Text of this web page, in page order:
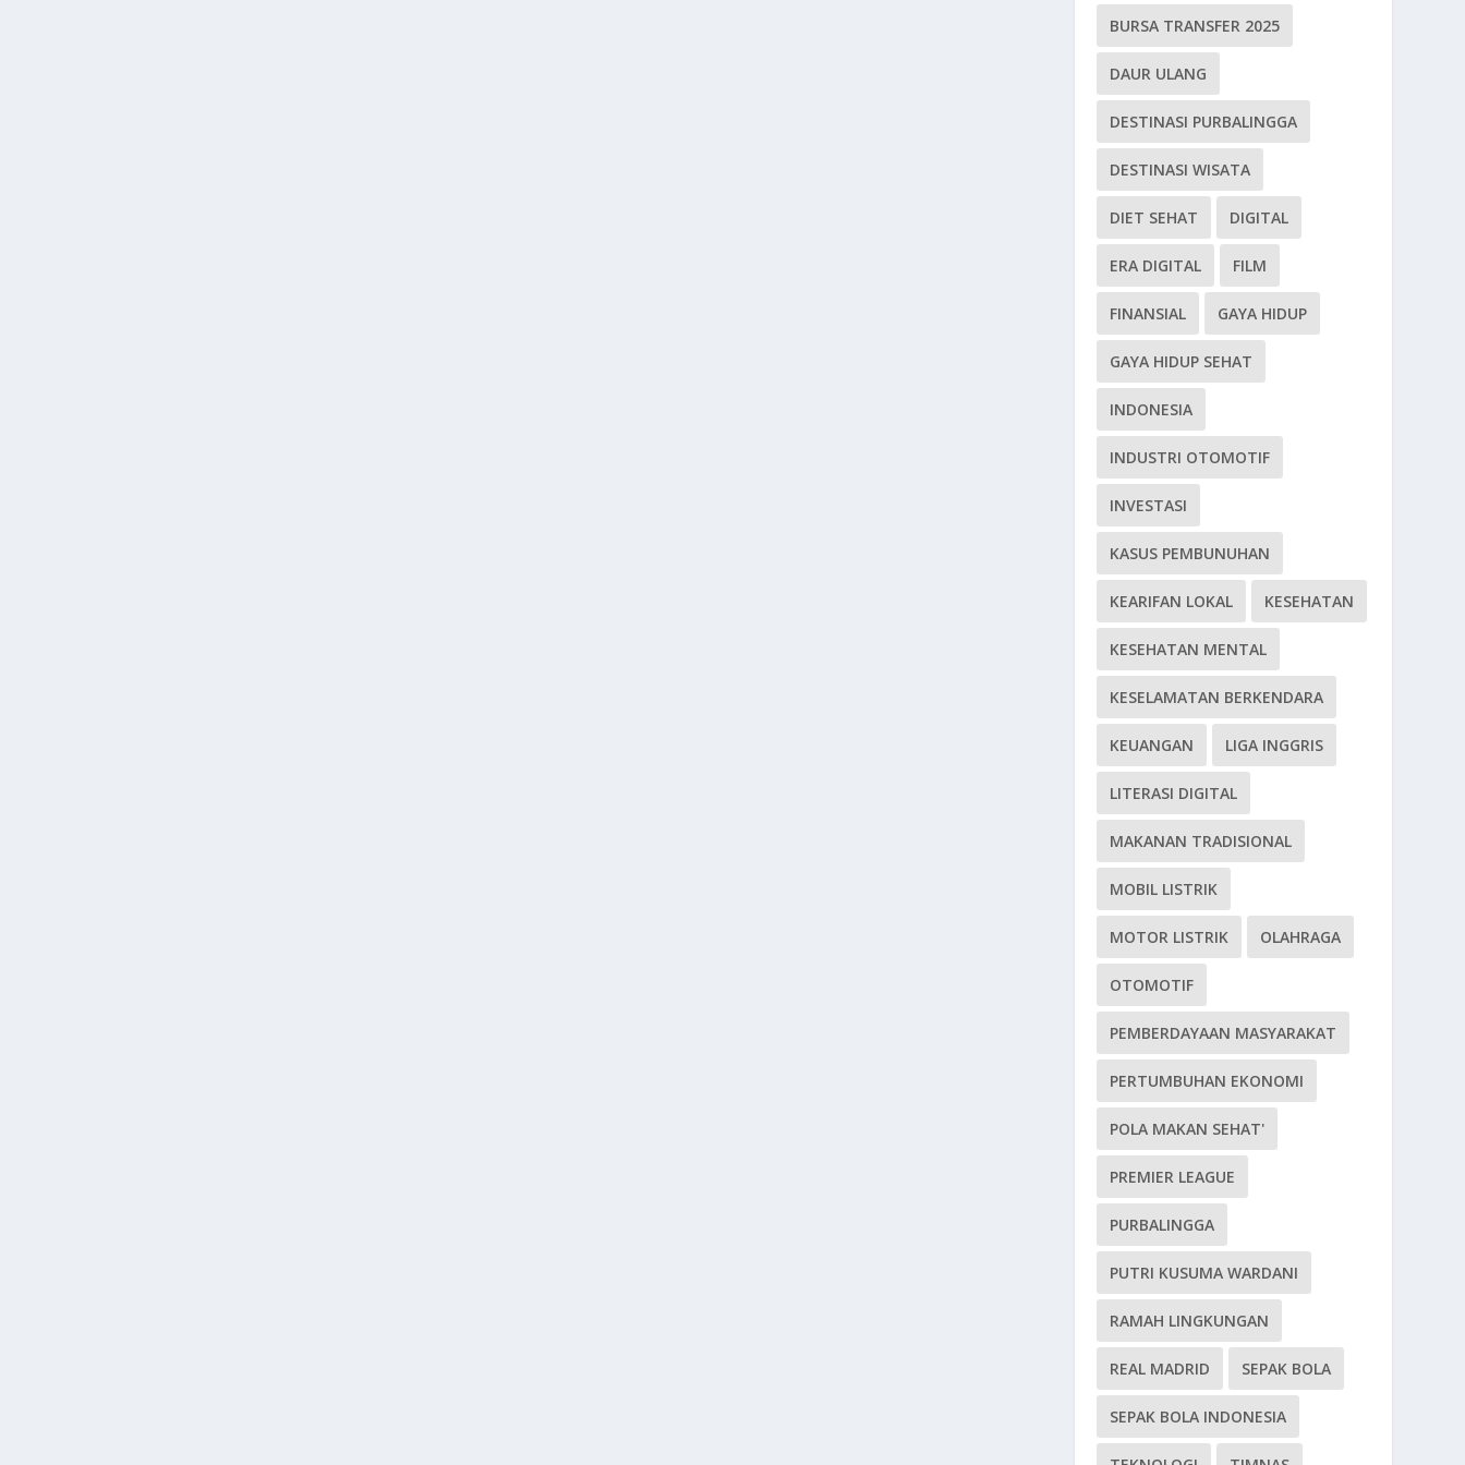
BURSA TRANSFER 2025
DAUR ULANG
DESTINASI PURBALINGGA
DESTINASI WISATA
DIET SEHAT DIGITAL
ERA DIGITAL FILM
FINANSIAL GAYA HIDUP
GAYA HIDUP SEHAT
INDONESIA
INDUSTRI OTOMOTIF
INVESTASI
KASUS PEMBUNUHAN
KEARIFAN LOKAL KESEHATAN
KESEHATAN MENTAL
KESELAMATAN BERKENDARA
KEUANGAN LIGA INGGRIS
LITERASI DIGITAL
MAKANAN TRADISIONAL
MOBIL LISTRIK
MOTOR LISTRIK OLAHRAGA
OTOMOTIF
PEMBERDAYAAN MASYARAKAT
PERTUMBUHAN EKONOMI
POLA MAKAN SEHAT'
PREMIER LEAGUE
PURBALINGGA
PUTRI KUSUMA WARDANI
RAMAH LINGKUNGAN
REAL MADRID SEPAK BOLA
SEPAK BOLA INDONESIA